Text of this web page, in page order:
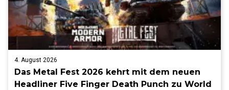
4. August 2026
Das Metal Fest 2026 kehrt mit dem neuen
Headliner Five Finger Death Punch zu World